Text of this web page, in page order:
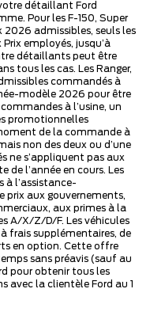
détaillant Ford
Pour les F-150, Super
2026 admissibles, seuls les
employés, jusqu’à
détaillants peut être
tous les cas. Les Ranger,
commandés à
modèle 2026 pour être
à l’usine, un
promotionnelles
de la commande à
non des deux ou d’une
ne s’appliquent pas aux
de l’année en cours. Les
à l’assistance-
prix aux gouvernements,
aux primes à la
A/X/Z/D/F. Les véhicules
frais supplémentaires, de
en option. Cette offre
sans préavis (sauf au
pour obtenir tous les
avec la clientèle Ford au 1